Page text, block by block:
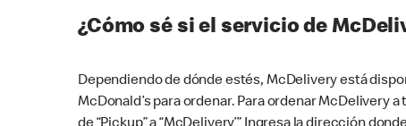
¿Cómo sé si el servicio de
Dependiendo de dónde estés, McDelivery está
McDonald’s para ordenar. Para ordenar McDelivery a